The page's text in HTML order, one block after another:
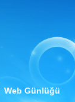
Web Günlüğü